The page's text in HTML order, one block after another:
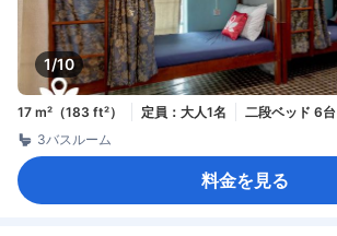
1/10
17 m²（183 ft²） 定員：大人1名
二段ベッド 6台
3バスルーム
料金を見る